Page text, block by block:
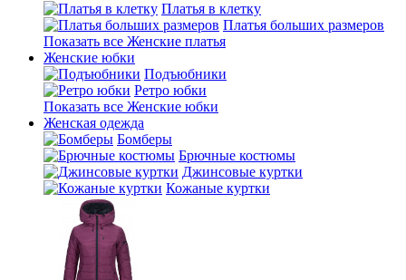
Платья в клетку
Платья больших размеров
Показать все Женские платья
Женские юбки
Подъюбники
Ретро юбки
Показать все Женские юбки
Женская одежда
Бомберы
Брючные костюмы
Джинсовые куртки
Кожаные куртки